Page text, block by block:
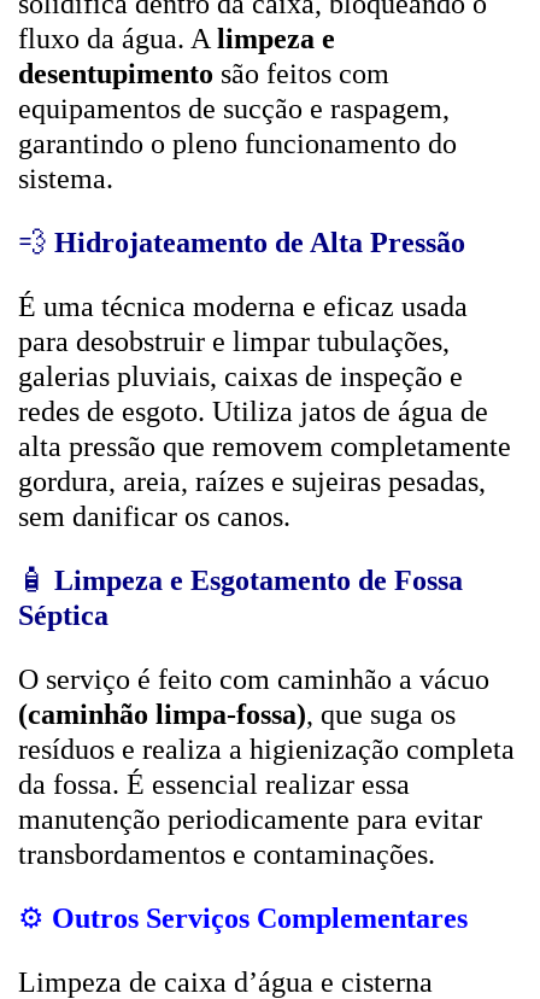
fluxo da água. A limpeza e
desentupimento são feitos com
equipamentos de sucção e raspagem,
garantindo o pleno funcionamento do
sistema.
💨 Hidrojateamento de Alta Pressão
É uma técnica moderna e eficaz usada
para desobstruir e limpar tubulações,
galerias pluviais, caixas de inspeção e
redes de esgoto. Utiliza jatos de água de
alta pressão que removem completamente
gordura, areia, raízes e sujeiras pesadas,
sem danificar os canos.
🧴 Limpeza e Esgotamento de Fossa
Séptica
O serviço é feito com caminhão a vácuo
(caminhão limpa-fossa), que suga os
resíduos e realiza a higienização completa
da fossa. É essencial realizar essa
manutenção periodicamente para evitar
transbordamentos e contaminações.
⚙️ Outros Serviços Complementares
Limpeza de caixa d’água e cisterna